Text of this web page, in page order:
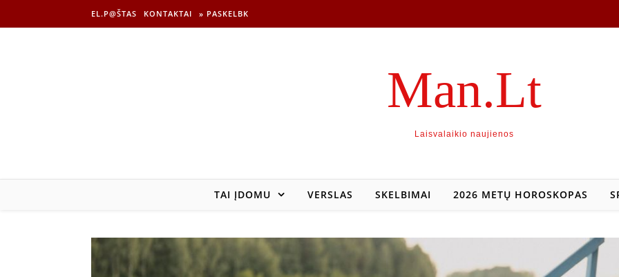
EL.P@ŠTAS KONTAKTAI » PASKELBK
Man.Lt
Laisvalaikio naujienos
TAI ĮDOMU VERSLAS SKELBIMAI 2026 METŲ HOROSKOPAS